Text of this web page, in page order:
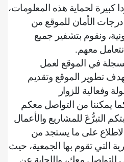
كبيرة لحماية هذه المعلومات،
الأمان للموقع من
ونقوم بتشفير جميع
معهم.
في الموقع لعمل
تطوير الموقع وتقديم
وفعالية للزوار
يمكننا من التواصل معكم
التبرُّعَ للمشاريع والأعمال
على ما يستجد من
التي تقوم بها الجمعية، حيث
التواصل معك، والإجابة عن